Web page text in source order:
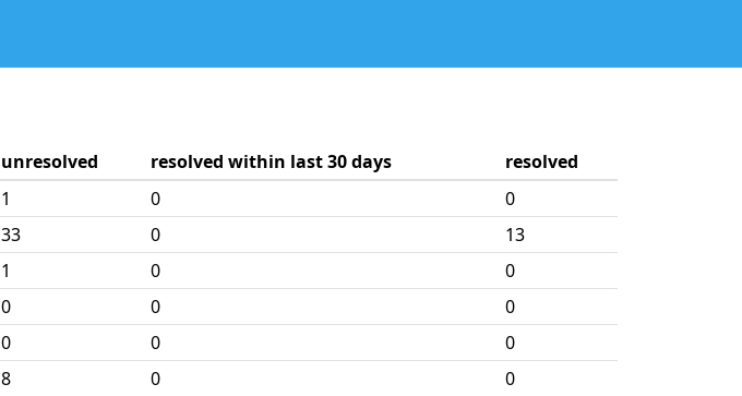
unresolved resolved within last 30 days
resolved
1 0
0
33 0
13
1 0
0
0 0
0
0 0
0
8 0
0